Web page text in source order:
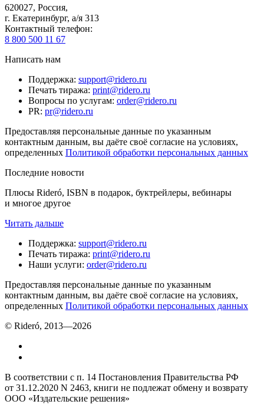
620027, Россия,
г. Екатеринбург, а/я 313
Контактный телефон:
8 800 500 11 67
Написать нам
Поддержка: support@ridero.ru
Печать тиража: print@ridero.ru
Вопросы по услугам: order@ridero.ru
PR: pr@ridero.ru
Предоставляя персональные данные по указанным
контактным данным, вы даёте своё согласие на условиях,
определенных Политикой обработки персональных данных
Последние новости
Плюсы Rideró, ISBN в подарок, буктрейлеры, вебинары
и многое другое
Читать дальше
Поддержка: support@ridero.ru
Печать тиража: print@ridero.ru
Наши услуги: order@ridero.ru
Предоставляя персональные данные по указанным
контактным данным, вы даёте своё согласие на условиях,
определенных Политикой обработки персональных данных
© Rideró, 2013—2026
В соответствии с п. 14 Постановления Правительства РФ
от 31.12.2020 N 2463, книги не подлежат обмену и возврату
ООО «Издательские решения»